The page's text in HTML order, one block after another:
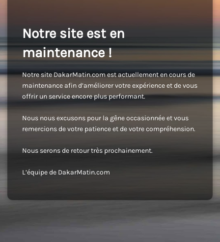
Notre site est en
maintenance !
Notre site DakarMatin.com est actuellement en cours de
maintenance afin d’améliorer votre expérience et de vous
offrir un service encore plus performant.
Nous nous excusons pour la gêne occasionnée et vous
remercions de votre patience et de votre compréhension.
Nous serons de retour très prochainement.
L’équipe de DakarMatin.com